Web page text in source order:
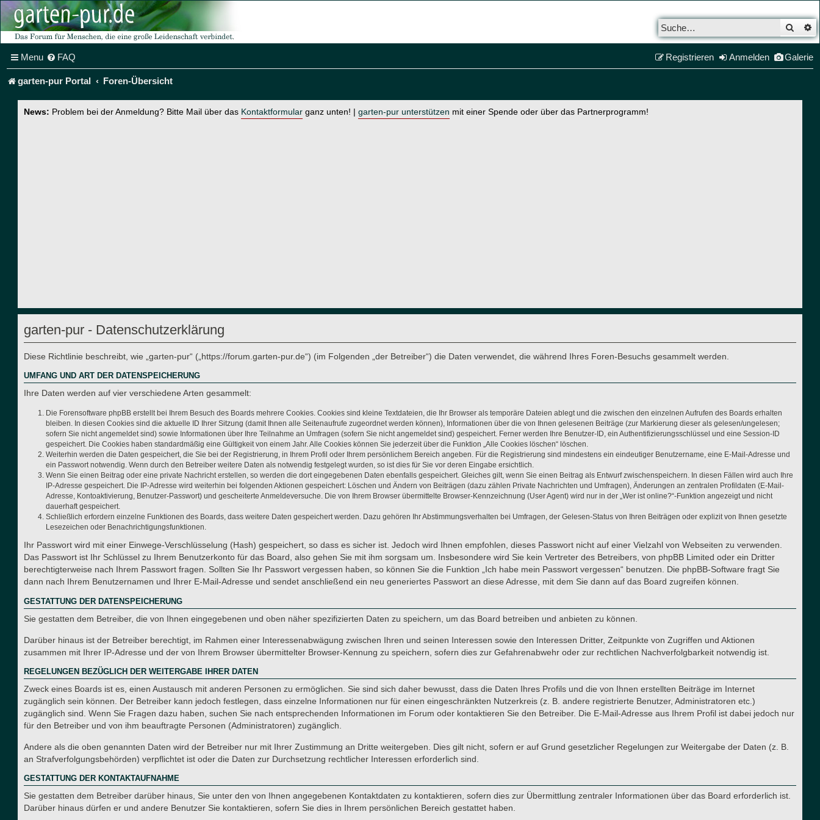
Menu FAQ Galerie
Anmelden
Registrieren
garten-pur Portal Foren-Übersicht
News: Problem bei der Anmeldung? Bitte Mail über das Kontaktformular ganz unten! | garten-pur unterstützen mit einer Spende oder über das Partnerprogramm!
garten-pur - Datenschutzerklärung
Diese Richtlinie beschreibt, wie „garten-pur“ („https://forum.garten-pur.de“) (im Folgenden „der Betreiber“) die Daten verwendet, die während Ihres Foren-Besuchs gesammelt werden.
UMFANG UND ART DER DATENSPEICHERUNG
Ihre Daten werden auf vier verschiedene Arten gesammelt:
Die Forensoftware phpBB erstellt bei Ihrem Besuch des Boards mehrere Cookies. Cookies sind kleine Textdateien, die Ihr Browser als temporäre Dateien ablegt und die zwischen den einzelnen Aufrufen des Boards erhalten
bleiben. In diesen Cookies sind die aktuelle ID Ihrer Sitzung (damit Ihnen alle Seitenaufrufe zugeordnet werden können), Informationen über die von Ihnen gelesenen Beiträge (zur Markierung dieser als gelesen/ungelesen;
sofern Sie nicht angemeldet sind) sowie Informationen über Ihre Teilnahme an Umfragen (sofern Sie nicht angemeldet sind) gespeichert. Ferner werden Ihre Benutzer-ID, ein Authentifizierungsschlüssel und eine Session-ID
gespeichert. Die Cookies haben standardmäßig eine Gültigkeit von einem Jahr. Alle Cookies können Sie jederzeit über die Funktion „Alle Cookies löschen“ löschen.
Weiterhin werden die Daten gespeichert, die Sie bei der Registrierung, in Ihrem Profil oder Ihrem persönlichem Bereich angeben. Für die Registrierung sind mindestens ein eindeutiger Benutzername, eine E-Mail-Adresse und
ein Passwort notwendig. Wenn durch den Betreiber weitere Daten als notwendig festgelegt wurden, so ist dies für Sie vor deren Eingabe ersichtlich.
Wenn Sie einen Beitrag oder eine private Nachricht erstellen, so werden die dort eingegebenen Daten ebenfalls gespeichert. Gleiches gilt, wenn Sie einen Beitrag als Entwurf zwischenspeichern. In diesen Fällen wird auch Ihre
IP-Adresse gespeichert. Die IP-Adresse wird weiterhin bei folgenden Aktionen gespeichert: Löschen und Ändern von Beiträgen (dazu zählen Private Nachrichten und Umfragen), Änderungen an zentralen Profildaten (E-Mail-
Adresse, Kontoaktivierung, Benutzer-Passwort) und gescheiterte Anmeldeversuche. Die von Ihrem Browser übermittelte Browser-Kennzeichnung (User Agent) wird nur in der „Wer ist online?“-Funktion angezeigt und nicht
dauerhaft gespeichert.
Schließlich erfordern einzelne Funktionen des Boards, dass weitere Daten gespeichert werden. Dazu gehören Ihr Abstimmungsverhalten bei Umfragen, der Gelesen-Status von Ihren Beiträgen oder explizit von Ihnen gesetzte
Lesezeichen oder Benachrichtigungsfunktionen.
Ihr Passwort wird mit einer Einwege-Verschlüsselung (Hash) gespeichert, so dass es sicher ist. Jedoch wird Ihnen empfohlen, dieses Passwort nicht auf einer Vielzahl von Webseiten zu verwenden.
Das Passwort ist Ihr Schlüssel zu Ihrem Benutzerkonto für das Board, also gehen Sie mit ihm sorgsam um. Insbesondere wird Sie kein Vertreter des Betreibers, von phpBB Limited oder ein Dritter
berechtigterweise nach Ihrem Passwort fragen. Sollten Sie Ihr Passwort vergessen haben, so können Sie die Funktion „Ich habe mein Passwort vergessen“ benutzen. Die phpBB-Software fragt Sie
dann nach Ihrem Benutzernamen und Ihrer E-Mail-Adresse und sendet anschließend ein neu generiertes Passwort an diese Adresse, mit dem Sie dann auf das Board zugreifen können.
GESTATTUNG DER DATENSPEICHERUNG
Sie gestatten dem Betreiber, die von Ihnen eingegebenen und oben näher spezifizierten Daten zu speichern, um das Board betreiben und anbieten zu können.
Darüber hinaus ist der Betreiber berechtigt, im Rahmen einer Interessenabwägung zwischen Ihren und seinen Interessen sowie den Interessen Dritter, Zeitpunkte von Zugriffen und Aktionen
zusammen mit Ihrer IP-Adresse und der von Ihrem Browser übermittelter Browser-Kennung zu speichern, sofern dies zur Gefahrenabwehr oder zur rechtlichen Nachverfolgbarkeit notwendig ist.
REGELUNGEN BEZÜGLICH DER WEITERGABE IHRER DATEN
Zweck eines Boards ist es, einen Austausch mit anderen Personen zu ermöglichen. Sie sind sich daher bewusst, dass die Daten Ihres Profils und die von Ihnen erstellten Beiträge im Internet
zugänglich sein können. Der Betreiber kann jedoch festlegen, dass einzelne Informationen nur für einen eingeschränkten Nutzerkreis (z. B. andere registrierte Benutzer, Administratoren etc.)
zugänglich sind. Wenn Sie Fragen dazu haben, suchen Sie nach entsprechenden Informationen im Forum oder kontaktieren Sie den Betreiber. Die E-Mail-Adresse aus Ihrem Profil ist dabei jedoch nur
für den Betreiber und von ihm beauftragte Personen (Administratoren) zugänglich.
Andere als die oben genannten Daten wird der Betreiber nur mit Ihrer Zustimmung an Dritte weitergeben. Dies gilt nicht, sofern er auf Grund gesetzlicher Regelungen zur Weitergabe der Daten (z. B.
an Strafverfolgungsbehörden) verpflichtet ist oder die Daten zur Durchsetzung rechtlicher Interessen erforderlich sind.
GESTATTUNG DER KONTAKTAUFNAHME
Sie gestatten dem Betreiber darüber hinaus, Sie unter den von Ihnen angegebenen Kontaktdaten zu kontaktieren, sofern dies zur Übermittlung zentraler Informationen über das Board erforderlich ist.
Darüber hinaus dürfen er und andere Benutzer Sie kontaktieren, sofern Sie dies in Ihrem persönlichen Bereich gestattet haben.